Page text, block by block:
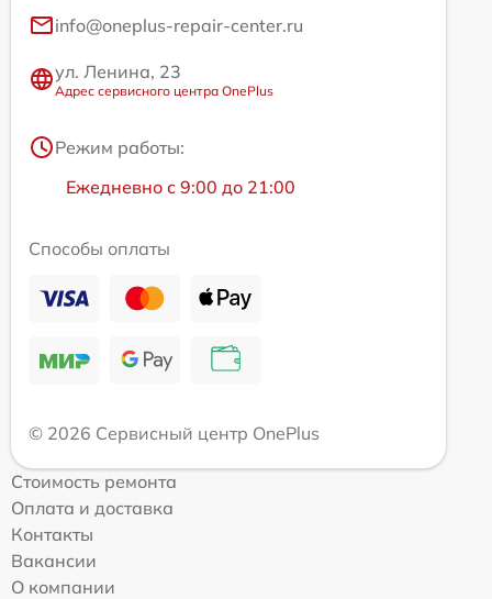
info@oneplus-repair-center.ru
ул. Ленина, 23
Адрес сервисного центра OnePlus
Режим работы:
Ежедневно с 9:00 до 21:00
Способы оплаты
© 2026 Сервисный центр OnePlus
Стоимость ремонта
Оплата и доставка
Контакты
Вакансии
О компании